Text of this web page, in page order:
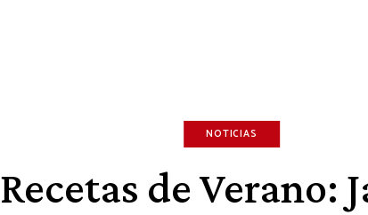
NOTICIAS
Recetas de Verano: